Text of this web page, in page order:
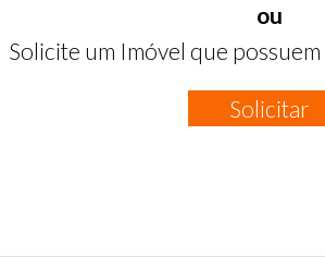
ou
Solicite um Imóvel que
Solicitar